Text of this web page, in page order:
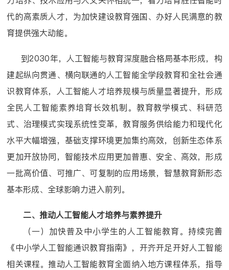
代的高素质人才，为加快建设教育强国、办好人民满意的教
育提供强大动能。
到2030年，人工智能与教育深度融合格局基本形成，构
建起纵向贯通、横向联通的人工智能全学段教育和全社会通
识教育体系，人工智能人才培养规模与质量显著提升，形成
全民人工智能素养培育长效机制。教育教学模式、科研范
式、治理模式实现系统性变革，教育服务供给能力和现代化
水平大幅增强，基础支撑环境更加集约高效，创新生态体系
更加开放协同，智能技术应用更加普惠、安全、高效，形成
一批高价值、可推广、可复制的应用场景，智慧教育新形态
基本形成、全球影响力进入前列。
二、推动人工智能人才培养与素养提升
（一）加快普及中小学生的人工智能教育。持续完善
《中小学人工智能通识教育指南》，开齐开足开好人工智能
相关课程。推动人工智能教育全面纳入地方课程体系，指导